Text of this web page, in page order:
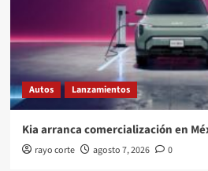
Autos Lanzamientos
Kia arranca comercialización en
rayo corte agosto 7, 2026 0